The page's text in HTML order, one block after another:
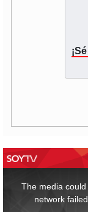
The media
network